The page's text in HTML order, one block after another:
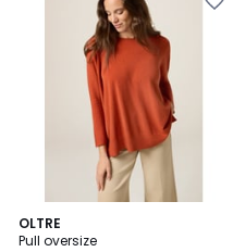
OLTRE
Pull oversize
1
/